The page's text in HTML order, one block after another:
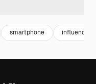
smartphone influenceur